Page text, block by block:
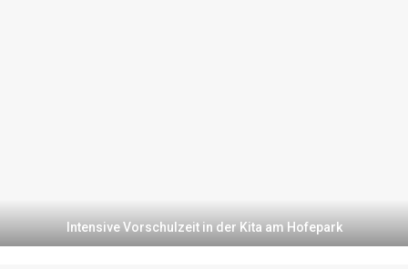
Intensive Vorschulzeit in der Kita am Hofepark